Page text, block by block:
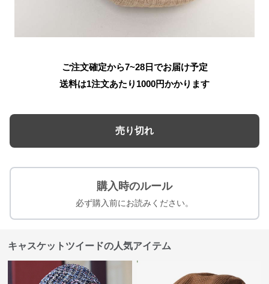
ご注文確定から7~28日でお届け予定
送料は1注文あたり 1000円かかります
売り切れ
購入時のルール
必ず購入前にお読みください。
キャスケットツイードの人気アイテム